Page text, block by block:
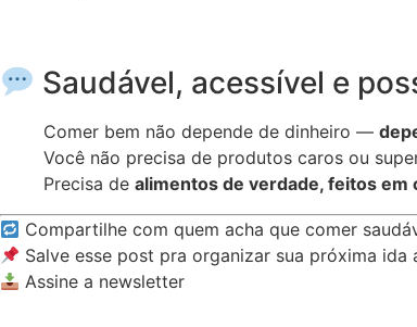
Saudável, acessível e
Comer bem não depende de dinheiro —
Você não precisa de produtos caros ou
Precisa de alimentos de verdade, feitos em
Compartilhe com quem acha que comer
Salve esse post pra organizar sua próxima ida
Assine a newsletter